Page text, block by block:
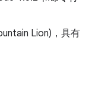
Lion)，具有